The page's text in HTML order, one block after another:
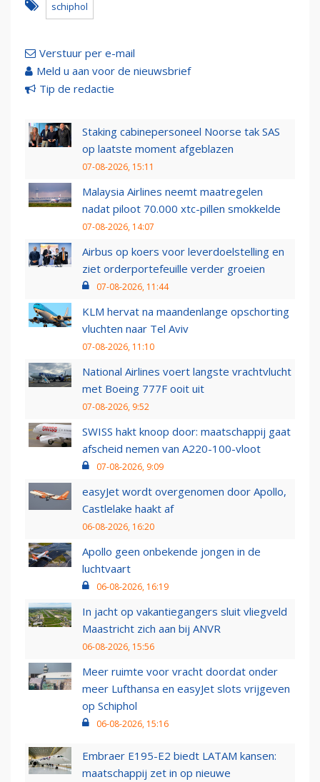
schiphol
Verstuur per e-mail
Meld u aan voor de nieuwsbrief
Tip de redactie
Staking cabinepersoneel Noorse tak SAS
op laatste moment afgeblazen
07-08-2026, 15:11
Malaysia Airlines neemt maatregelen
nadat piloot 70.000 xtc-pillen smokkelde
07-08-2026, 14:07
Airbus op koers voor leverdoelstelling en
ziet orderportefeuille verder groeien
07-08-2026, 11:44
KLM hervat na maandenlange opschorting
vluchten naar Tel Aviv
07-08-2026, 11:10
National Airlines voert langste vrachtvlucht
met Boeing 777F ooit uit
07-08-2026, 9:52
SWISS hakt knoop door: maatschappij gaat
afscheid nemen van A220-100-vloot
07-08-2026, 9:09
easyJet wordt overgenomen door Apollo,
Castlelake haakt af
06-08-2026, 16:20
Apollo geen onbekende jongen in de
luchtvaart
06-08-2026, 16:19
In jacht op vakantiegangers sluit vliegveld
Maastricht zich aan bij ANVR
06-08-2026, 15:56
Meer ruimte voor vracht doordat onder
meer Lufthansa en easyJet slots vrijgeven
op Schiphol
06-08-2026, 15:16
Embraer E195-E2 biedt LATAM kansen:
maatschappij zet in op nieuwe